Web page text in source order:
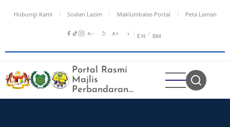
Hubungi Kami Soalan Lazim Maklumbalas Portal Peta Laman
A− ↺ A+ ◑ EN / BM
Portal Rasmi
Majlis
Perbandaran
Kangar